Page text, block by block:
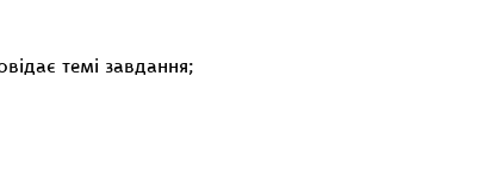
темі завдання;